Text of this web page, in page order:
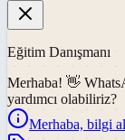
Eğitim Danışmanı
Merhaba! 👋
yardımcı olabiliriz?
Merhaba, bilgi